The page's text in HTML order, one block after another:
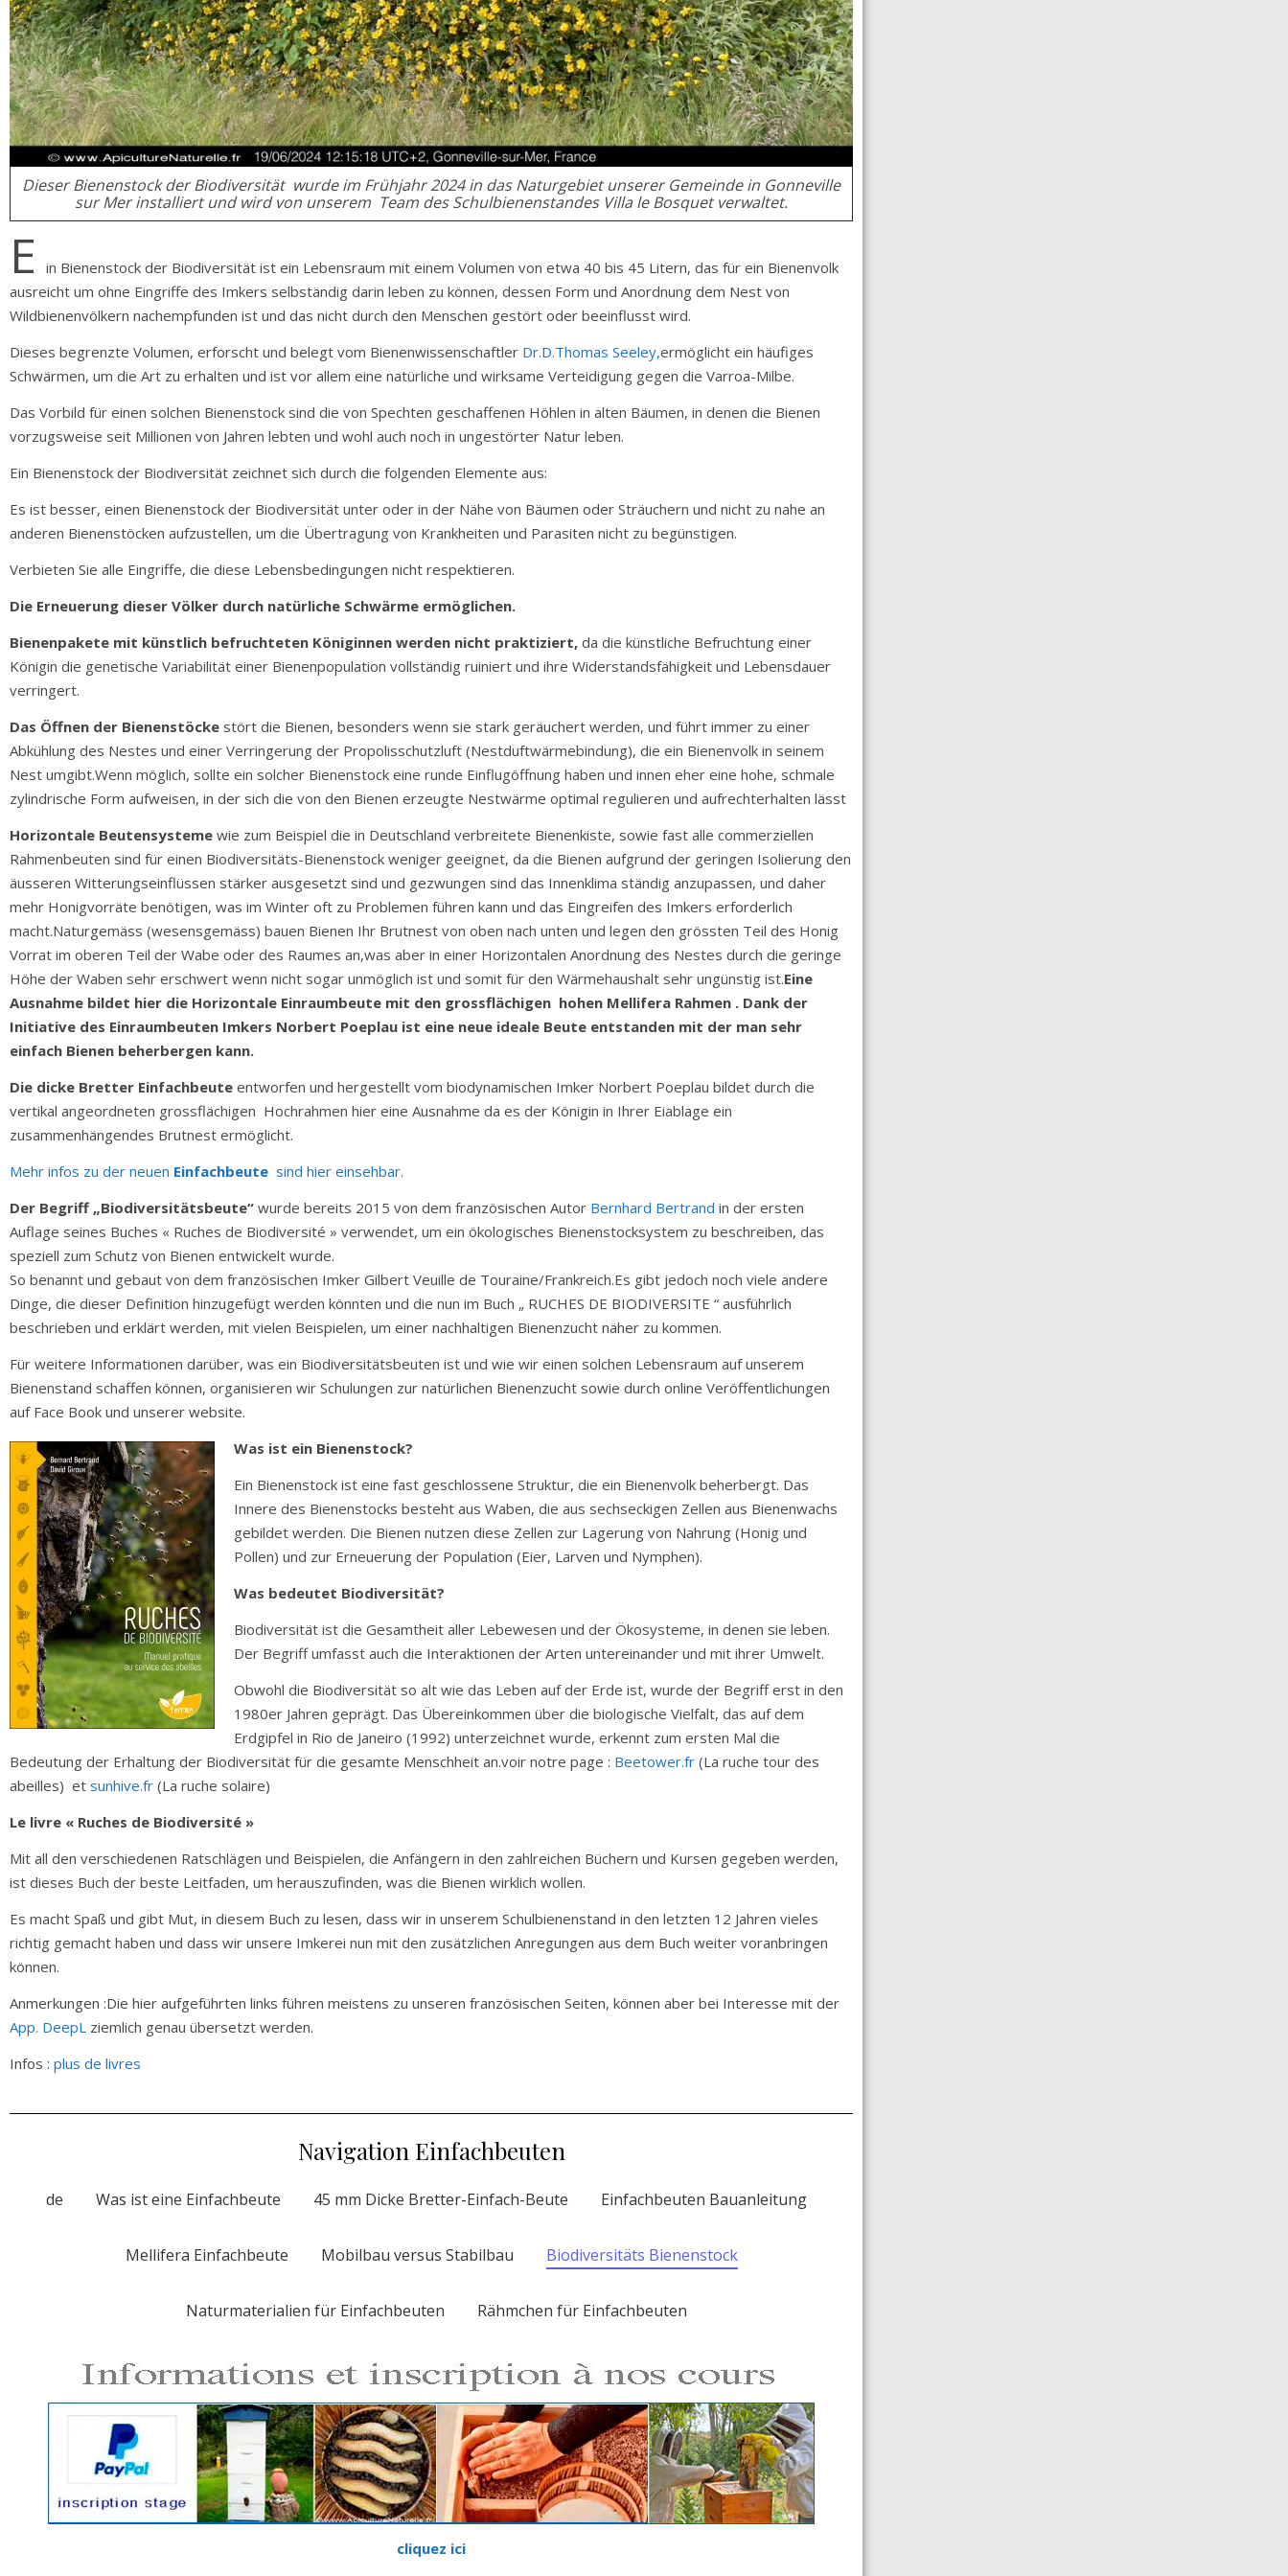
Dieser Bienenstock der Biodiversität wurde im Frühjahr 2024 in das Naturgebiet unserer Gemeinde in Gonneville
sur Mer installiert und wird von unserem Team des Schulbienenstandes Villa le Bosquet verwaltet.
E
in Bienenstock der Biodiversität ist ein Lebensraum mit einem Volumen von etwa 40 bis 45 Litern, das für ein Bienenvolk
ausreicht um ohne Eingriffe des Imkers selbständig darin leben zu können, dessen Form und Anordnung dem Nest von
Wildbienenvölkern nachempfunden ist und das nicht durch den Menschen gestört oder beeinflusst wird.
Dieses begrenzte Volumen, erforscht und belegt vom Bienenwissenschaftler Dr.D.Thomas Seeley,ermöglicht ein häufiges
Schwärmen, um die Art zu erhalten und ist vor allem eine natürliche und wirksame Verteidigung gegen die Varroa-Milbe.
Das Vorbild für einen solchen Bienenstock sind die von Spechten geschaffenen Höhlen in alten Bäumen, in denen die Bienen
vorzugsweise seit Millionen von Jahren lebten und wohl auch noch in ungestörter Natur leben.
Ein Bienenstock der Biodiversität zeichnet sich durch die folgenden Elemente aus:
Es ist besser, einen Bienenstock der Biodiversität unter oder in der Nähe von Bäumen oder Sträuchern und nicht zu nahe an
anderen Bienenstöcken aufzustellen, um die Übertragung von Krankheiten und Parasiten nicht zu begünstigen.
Verbieten Sie alle Eingriffe, die diese Lebensbedingungen nicht respektieren.
Die Erneuerung dieser Völker durch natürliche Schwärme ermöglichen.
Bienenpakete mit künstlich befruchteten Königinnen werden nicht praktiziert, da die künstliche Befruchtung einer
Königin die genetische Variabilität einer Bienenpopulation vollständig ruiniert und ihre Widerstandsfähigkeit und Lebensdauer
verringert.
Das Öffnen der Bienenstöcke stört die Bienen, besonders wenn sie stark geräuchert werden, und führt immer zu einer
Abkühlung des Nestes und einer Verringerung der Propolisschutzluft (Nestduftwärmebindung), die ein Bienenvolk in seinem
Nest umgibt.Wenn möglich, sollte ein solcher Bienenstock eine runde Einflugöffnung haben und innen eher eine hohe, schmale
zylindrische Form aufweisen, in der sich die von den Bienen erzeugte Nestwärme optimal regulieren und aufrechterhalten lässt
Horizontale Beutensysteme wie zum Beispiel die in Deutschland verbreitete Bienenkiste, sowie fast alle commerziellen
Rahmenbeuten sind für einen Biodiversitäts-Bienenstock weniger geeignet, da die Bienen aufgrund der geringen Isolierung den
äusseren Witterungseinflüssen stärker ausgesetzt sind und gezwungen sind das Innenklima ständig anzupassen, und daher
mehr Honigvorräte benötigen, was im Winter oft zu Problemen führen kann und das Eingreifen des Imkers erforderlich
macht.Naturgemäss (wesensgemäss) bauen Bienen Ihr Brutnest von oben nach unten und legen den grössten Teil des Honig
Vorrat im oberen Teil der Wabe oder des Raumes an,was aber in einer Horizontalen Anordnung des Nestes durch die geringe
Höhe der Waben sehr erschwert wenn nicht sogar unmöglich ist und somit für den Wärmehaushalt sehr ungünstig ist.Eine
Ausnahme bildet hier die Horizontale Einraumbeute mit den grossflächigen hohen Mellifera Rahmen . Dank der
Initiative des Einraumbeuten Imkers Norbert Poeplau ist eine neue ideale Beute entstanden mit der man sehr
einfach Bienen beherbergen kann.
Die dicke Bretter Einfachbeute entworfen und hergestellt vom biodynamischen Imker Norbert Poeplau bildet durch die
vertikal angeordneten grossflächigen Hochrahmen hier eine Ausnahme da es der Königin in Ihrer Eiablage ein
zusammenhängendes Brutnest ermöglicht.
Mehr infos zu der neuen Einfachbeute sind hier einsehbar.
Der Begriff „Biodiversitätsbeute“ wurde bereits 2015 von dem französischen Autor Bernhard Bertrand in der ersten
Auflage seines Buches « Ruches de Biodiversité » verwendet, um ein ökologisches Bienenstocksystem zu beschreiben, das
speziell zum Schutz von Bienen entwickelt wurde.
So benannt und gebaut von dem französischen Imker Gilbert Veuille de Touraine/Frankreich.Es gibt jedoch noch viele andere
Dinge, die dieser Definition hinzugefügt werden könnten und die nun im Buch „ RUCHES DE BIODIVERSITE “ ausführlich
beschrieben und erklärt werden, mit vielen Beispielen, um einer nachhaltigen Bienenzucht näher zu kommen.
Für weitere Informationen darüber, was ein Biodiversitätsbeuten ist und wie wir einen solchen Lebensraum auf unserem
Bienenstand schaffen können, organisieren wir Schulungen zur natürlichen Bienenzucht sowie durch online Veröffentlichungen
auf Face Book und unserer website.
Was ist ein Bienenstock?
Ein Bienenstock ist eine fast geschlossene Struktur, die ein Bienenvolk beherbergt. Das
Innere des Bienenstocks besteht aus Waben, die aus sechseckigen Zellen aus Bienenwachs
gebildet werden. Die Bienen nutzen diese Zellen zur Lagerung von Nahrung (Honig und
Pollen) und zur Erneuerung der Population (Eier, Larven und Nymphen).
Was bedeutet Biodiversität?
Biodiversität ist die Gesamtheit aller Lebewesen und der Ökosysteme, in denen sie leben.
Der Begriff umfasst auch die Interaktionen der Arten untereinander und mit ihrer Umwelt.
Obwohl die Biodiversität so alt wie das Leben auf der Erde ist, wurde der Begriff erst in den
1980er Jahren geprägt. Das Übereinkommen über die biologische Vielfalt, das auf dem
Erdgipfel in Rio de Janeiro (1992) unterzeichnet wurde, erkennt zum ersten Mal die
Bedeutung der Erhaltung der Biodiversität für die gesamte Menschheit an.voir notre page : Beetower.fr (La ruche tour des
abeilles) et sunhive.fr (La ruche solaire)
Le livre « Ruches de Biodiversité »
Mit all den verschiedenen Ratschlägen und Beispielen, die Anfängern in den zahlreichen Büchern und Kursen gegeben werden,
ist dieses Buch der beste Leitfaden, um herauszufinden, was die Bienen wirklich wollen.
Es macht Spaß und gibt Mut, in diesem Buch zu lesen, dass wir in unserem Schulbienenstand in den letzten 12 Jahren vieles
richtig gemacht haben und dass wir unsere Imkerei nun mit den zusätzlichen Anregungen aus dem Buch weiter voranbringen
können.
Anmerkungen :Die hier aufgeführten links führen meistens zu unseren französischen Seiten, können aber bei Interesse mit der
App. DeepL ziemlich genau übersetzt werden.
Infos : plus de livres
Navigation Einfachbeuten
de Was ist eine Einfachbeute 45 mm Dicke Bretter-Einfach-Beute Einfachbeuten Bauanleitung
Mellifera Einfachbeute Mobilbau versus Stabilbau Biodiversitäts Bienenstock
Naturmaterialien für Einfachbeuten Rähmchen für Einfachbeuten
cliquez ici